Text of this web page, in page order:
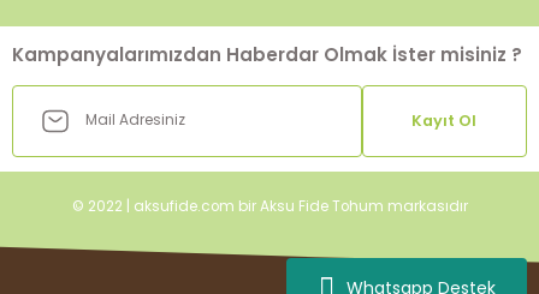
Whatsapp Destek
Kampanyalarımızdan Haberdar Olmak İster misiniz ?
Kayıt Ol
© 2022 | aksufide.com bir Aksu Fide Tohum markasıdır